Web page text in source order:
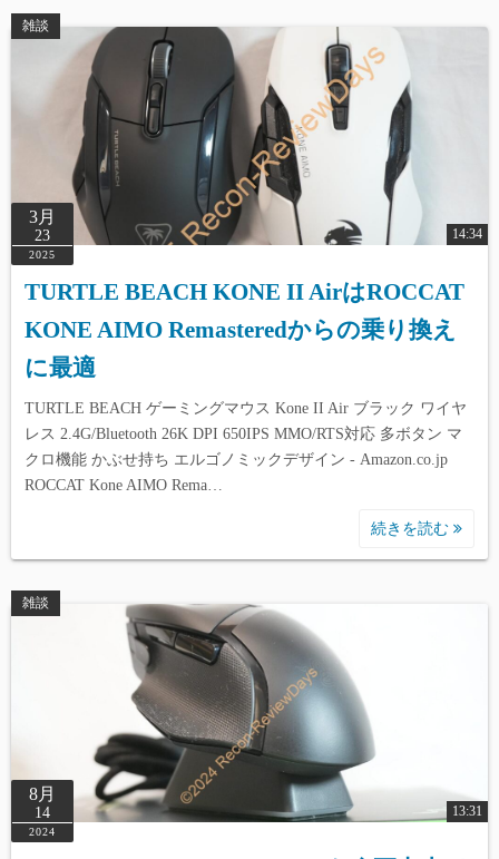
雑談
3月
23
2025
14:34
TURTLE BEACH KONE II AirはROCCAT
KONE AIMO Remasteredからの乗り換え
に最適
TURTLE BEACH ゲーミングマウス Kone II Air ブラック ワイヤ
レス 2.4G/Bluetooth 26K DPI 650IPS MMO/RTS対応 多ボタン マ
クロ機能 かぶせ持ち エルゴノミックデザイン - Amazon.co.jp
ROCCAT Kone AIMO Rema…
続きを読む
雑談
8月
14
2024
13:31